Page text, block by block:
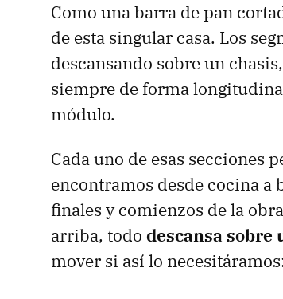
Como una barra de pan
de esta singular casa. Los
descansando sobre un
siempre de forma
módulo.
Cada uno de esas secciones
encontramos desde cocina a
finales y comienzos de la
arriba, todo descansa sobre
mover si así lo